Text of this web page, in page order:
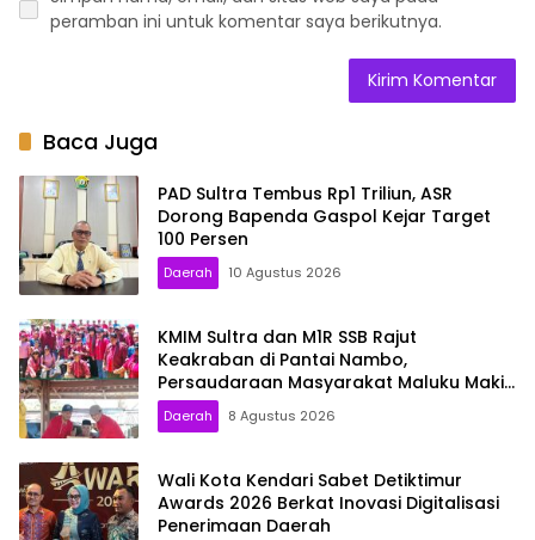
peramban ini untuk komentar saya berikutnya.
Baca Juga
PAD Sultra Tembus Rp1 Triliun, ASR
Dorong Bapenda Gaspol Kejar Target
100 Persen
Daerah 10 Agustus 2026
KMIM Sultra dan M1R SSB Rajut
Keakraban di Pantai Nambo,
Persaudaraan Masyarakat Maluku Makin
Solid
Daerah 8 Agustus 2026
Wali Kota Kendari Sabet Detiktimur
Awards 2026 Berkat Inovasi Digitalisasi
Penerimaan Daerah